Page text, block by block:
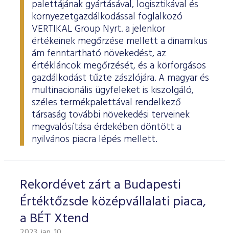
palettájának gyártásával, logisztikával és
környezetgazdálkodással foglalkozó
VERTIKAL Group Nyrt. a jelenkor
értékeinek megőrzése mellett a dinamikus
ám fenntartható növekedést, az
értékláncok megőrzését, és a körforgásos
gazdálkodást tűzte zászlójára. A magyar és
multinacionális ügyfeleket is kiszolgáló,
széles termékpalettával rendelkező
társaság további növekedési terveinek
megvalósítása érdekében döntött a
nyilvános piacra lépés mellett.
Rekordévet zárt a Budapesti
Értéktőzsde középvállalati piaca,
a BÉT Xtend